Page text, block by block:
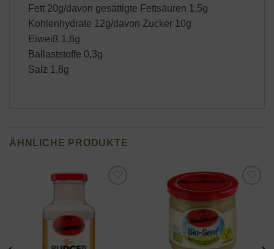
Fett 20g/davon gesättigte Fettsäuren 1,5g
Kohlenhydrate 12g/davon Zucker 10g
Eiweiß 1,6g
Ballaststoffe 0,3g
Salz 1,8g
ÄHNLICHE PRODUKTE
Add to